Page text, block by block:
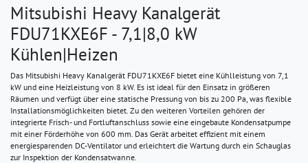
Mitsubishi Heavy Kanalgerät
FDU71KXE6F - 7,1|8,0 kW
Kühlen|Heizen
Das Mitsubishi Heavy Kanalgerät FDU71KXE6F bietet eine Kühlleistung von 7,1
kW und eine Heizleistung von 8 kW. Es ist ideal für den Einsatz in größeren
Räumen und verfügt über eine statische Pressung von bis zu 200 Pa, was flexible
Installationsmöglichkeiten bietet. Zu den weiteren Vorteilen gehören der
integrierte Frisch- und Fortluftanschluss sowie eine eingebaute Kondensatpumpe
mit einer Förderhöhe von 600 mm. Das Gerät arbeitet effizient mit einem
energiesparenden DC-Ventilator und erleichtert die Wartung durch ein Schauglas
zur Inspektion der Kondensatwanne.